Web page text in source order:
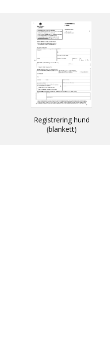
Registrering hund
(blankett)